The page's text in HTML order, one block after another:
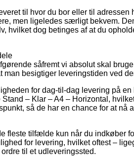
til hvor du bor eller til adressen
men ligeledes særligt bekvem.
hvilket dog betinges af at du
såfremt vi absolut skal
besigtiger leveringstiden ved
for dag-til-dag levering på en
– Klar – A4 – Horizontal,
så de har en chance for at nå
fleste tilfælde kun når du indkøber
for levering, hvilket oftest –
til et udleveringssted.